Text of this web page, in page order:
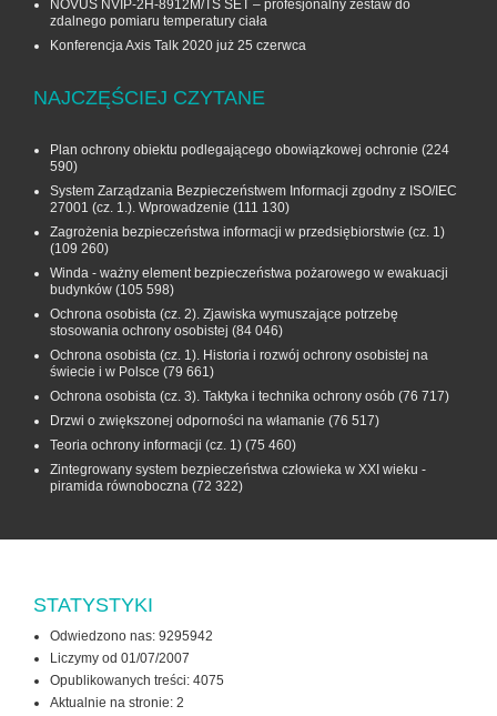
NOVUS NVIP-2H-8912M/TS SET – profesjonalny zestaw do
zdalnego pomiaru temperatury ciała
Konferencja Axis Talk 2020 już 25 czerwca
NAJCZĘŚCIEJ CZYTANE
Plan ochrony obiektu podlegającego obowiązkowej ochronie (224
590)
System Zarządzania Bezpieczeństwem Informacji zgodny z ISO/IEC
27001 (cz. 1.). Wprowadzenie (111 130)
Zagrożenia bezpieczeństwa informacji w przedsiębiorstwie (cz. 1)
(109 260)
Winda - ważny element bezpieczeństwa pożarowego w ewakuacji
budynków (105 598)
Ochrona osobista (cz. 2). Zjawiska wymuszające potrzebę
stosowania ochrony osobistej (84 046)
Ochrona osobista (cz. 1). Historia i rozwój ochrony osobistej na
świecie i w Polsce (79 661)
Ochrona osobista (cz. 3). Taktyka i technika ochrony osób (76 717)
Drzwi o zwiększonej odporności na włamanie (76 517)
Teoria ochrony informacji (cz. 1) (75 460)
Zintegrowany system bezpieczeństwa człowieka w XXI wieku -
piramida równoboczna (72 322)
STATYSTYKI
Odwiedzono nas: 9295942
Liczymy od 01/07/2007
Opublikowanych treści: 4075
Aktualnie na stronie: 2